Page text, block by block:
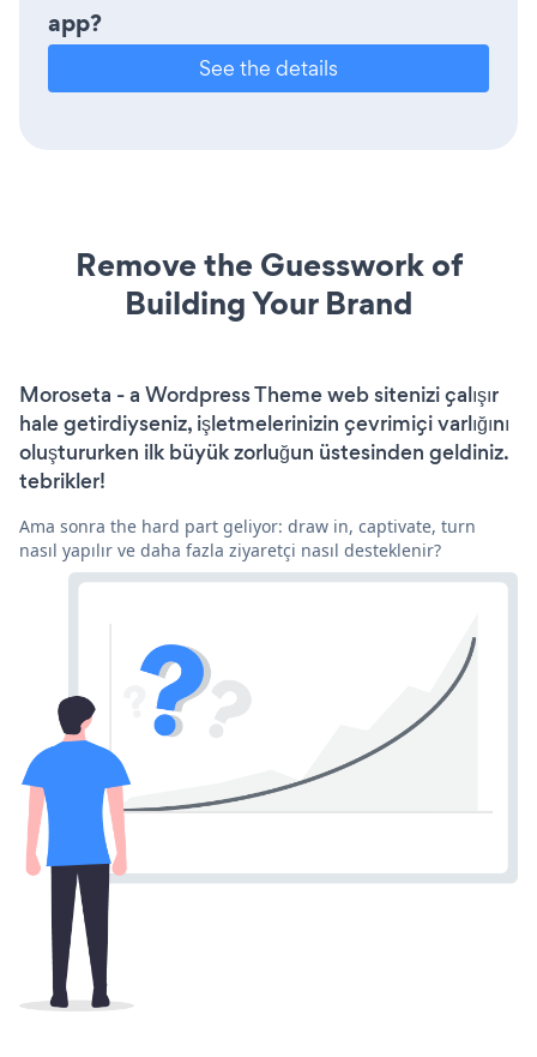
app?
See the details
Remove the Guesswork of
Building Your Brand
Moroseta - a Wordpress Theme web sitenizi çalışır
hale getirdiyseniz, işletmelerinizin çevrimiçi varlığını
oluştururken ilk büyük zorluğun üstesinden geldiniz.
tebrikler!
Ama sonra the hard part geliyor: draw in, captivate, turn
nasıl yapılır ve daha fazla ziyaretçi nasıl desteklenir?